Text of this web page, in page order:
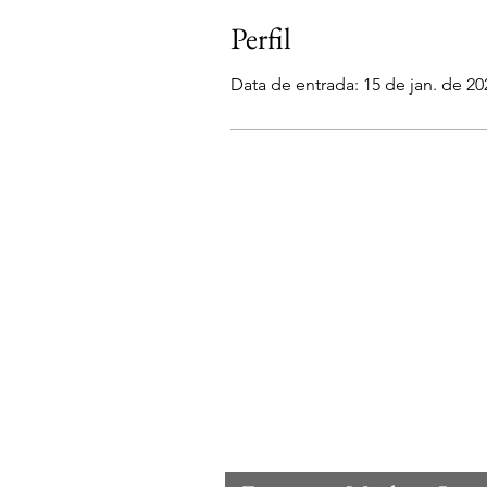
Perfil
Data de entrada: 15 de jan. de